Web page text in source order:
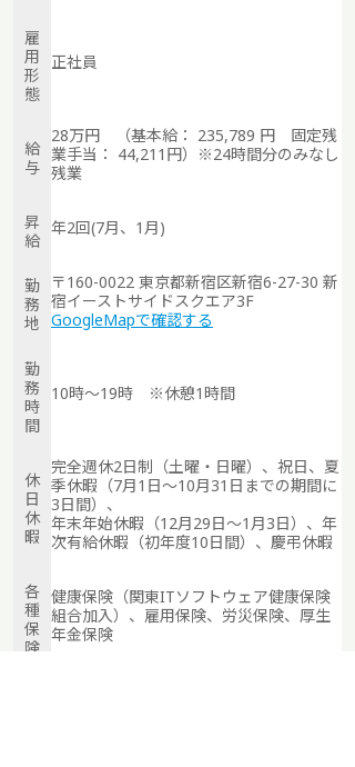
雇
用
形
態
正社員
給
与
28万円 （基本給： 235,789 円 固定残
業手当： 44,211円）※24時間分のみなし
残業
昇
給
年2回(7月、1月)
勤
務
地
〒160-0022 東京都新宿区新宿6-27-30 新
宿イーストサイドスクエア3F
GoogleMapで確認する
勤
務
時
間
10時～19時 ※休憩1時間
休
日
休
暇
完全週休2日制（土曜・日曜）、祝日、夏
季休暇（7月1日～10月31日までの期間に
3日間）、
年末年始休暇（12月29日～1月3日）、年
次有給休暇（初年度10日間）、慶弔休暇
各
種
保
険
健康保険（関東ITソフトウェア健康保険
組合加入）、雇用保険、労災保険、厚生
年金保険